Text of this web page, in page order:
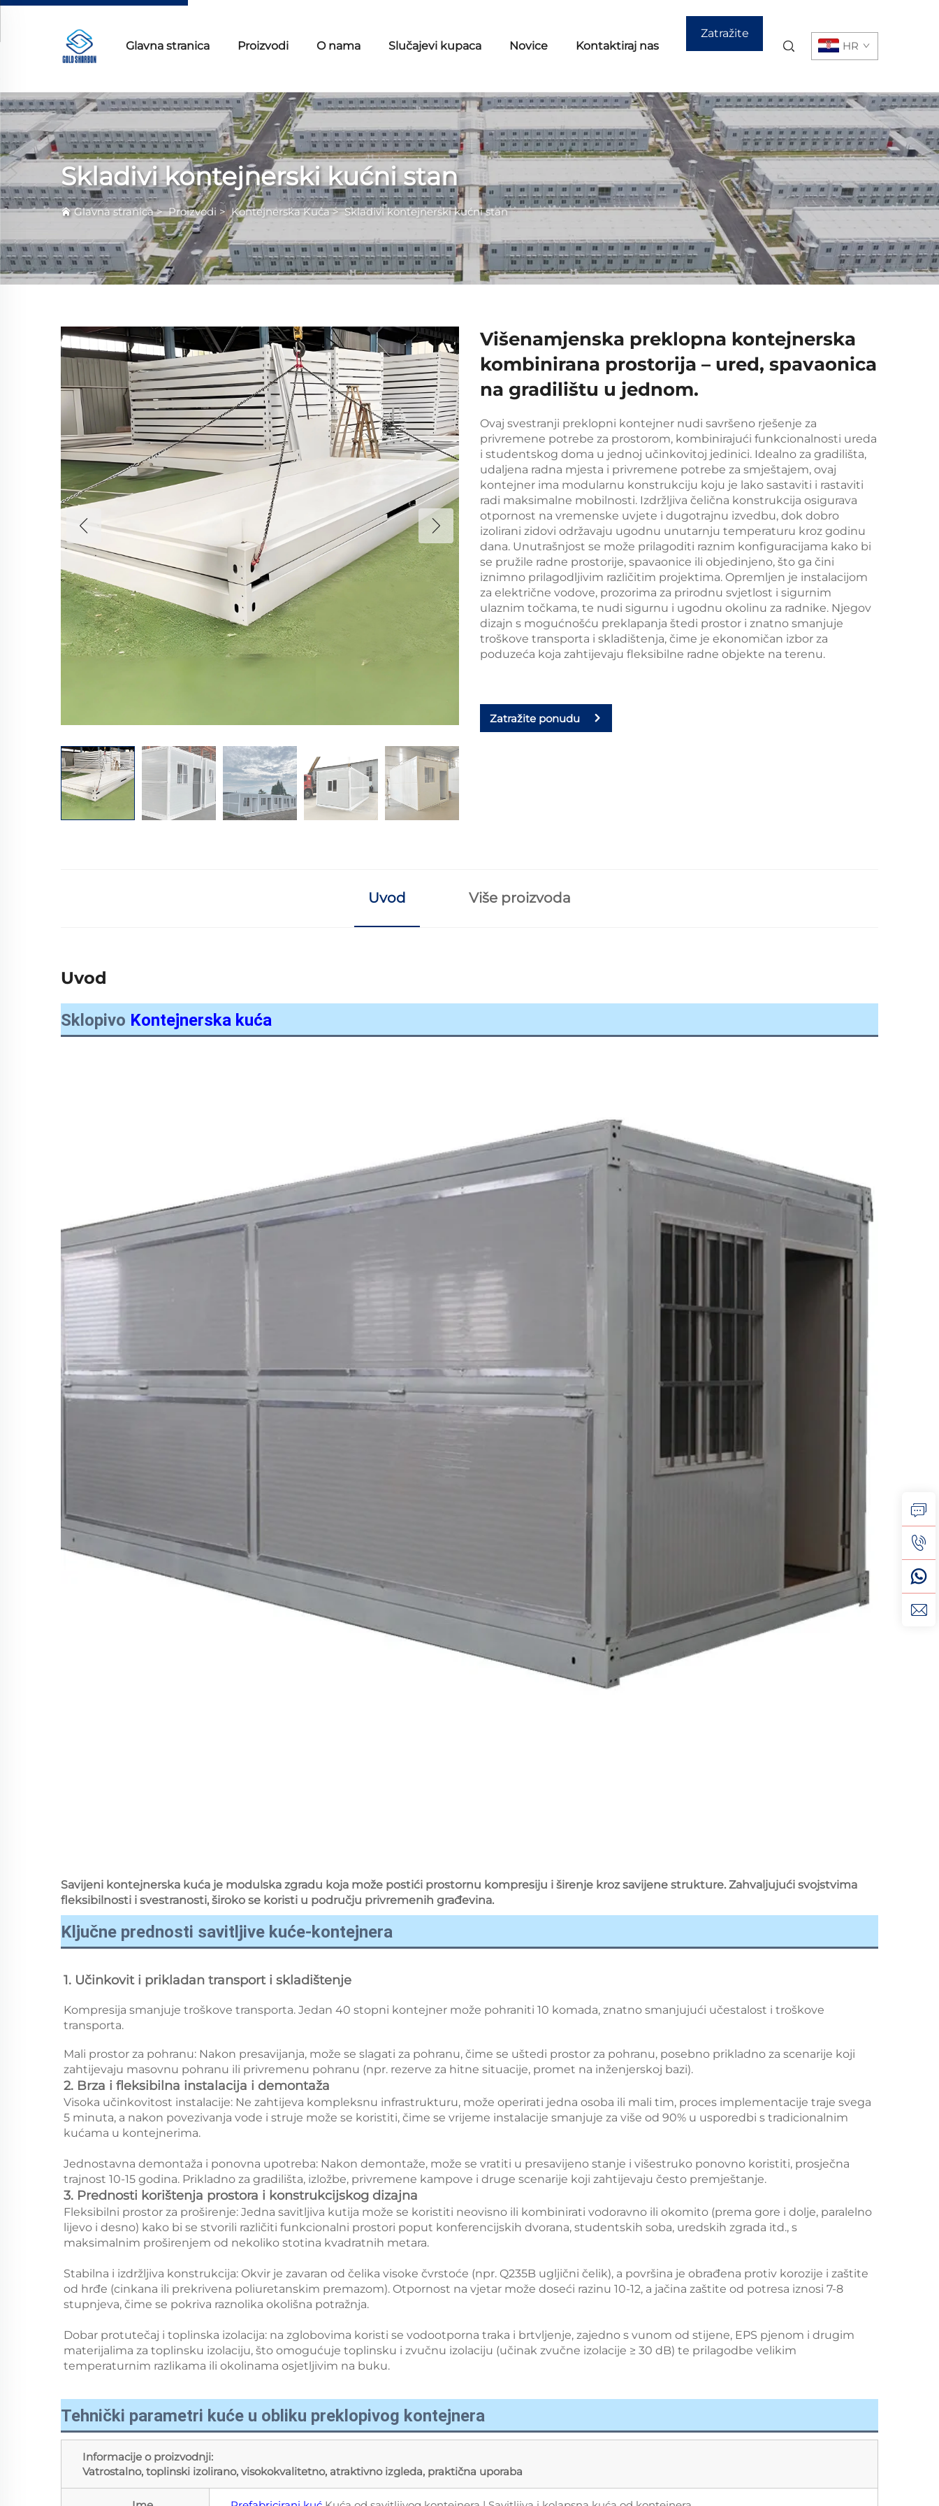
Glavna stranica Proizvodi O nama Slučajevi kupaca Novice Kontaktiraj nas
Zatražite
HR
Skladivi kontejnerski kućni stan
Glavna stranica>Proizvodi >Kontejnerska Kuća>Skladivi kontejnerski kućni stan
Višenamjenska preklopna kontejnerska
kombinirana prostorija – ured, spavaonica
na gradilištu u jednom.
Ovaj svestranji preklopni kontejner nudi savršeno rješenje za
privremene potrebe za prostorom, kombinirajući funkcionalnosti ureda
i studentskog doma u jednoj učinkovitoj jedinici. Idealno za gradilišta,
udaljena radna mjesta i privremene potrebe za smještajem, ovaj
kontejner ima modularnu konstrukciju koju je lako sastaviti i rastaviti
radi maksimalne mobilnosti. Izdržljiva čelična konstrukcija osigurava
otpornost na vremenske uvjete i dugotrajnu izvedbu, dok dobro
izolirani zidovi održavaju ugodnu unutarnju temperaturu kroz godinu
dana. Unutrašnjost se može prilagoditi raznim konfiguracijama kako bi
se pružile radne prostorije, spavaonice ili objedinjeno, što ga čini
iznimno prilagodljivim različitim projektima. Opremljen je instalacijom
za električne vodove, prozorima za prirodnu svjetlost i sigurnim
ulaznim točkama, te nudi sigurnu i ugodnu okolinu za radnike. Njegov
dizajn s mogućnošću preklapanja štedi prostor i znatno smanjuje
troškove transporta i skladištenja, čime je ekonomičan izbor za
poduzeća koja zahtijevaju fleksibilne radne objekte na terenu.
Zatražite ponudu
Uvod Više proizvoda
Uvod
Sklopivo Kontejnerska kuća
Savijeni kontejnerska kuća je modulska zgradu koja može postići prostornu kompresiju i širenje kroz savijene strukture. Zahvaljujući svojstvima
fleksibilnosti i svestranosti, široko se koristi u području privremenih građevina.
Ključne prednosti savitljive kuće-kontejnera
1. Učinkovit i prikladan transport i skladištenje
Kompresija smanjuje troškove transporta. Jedan 40 stopni kontejner može pohraniti 10 komada, znatno smanjujući učestalost i troškove
transporta.
Mali prostor za pohranu: Nakon presavijanja, može se slagati za pohranu, čime se uštedi prostor za pohranu, posebno prikladno za scenarije koji
zahtijevaju masovnu pohranu ili privremenu pohranu (npr. rezerve za hitne situacije, promet na inženjerskoj bazi).
2. Brza i fleksibilna instalacija i demontaža
Visoka učinkovitost instalacije: Ne zahtijeva kompleksnu infrastrukturu, može operirati jedna osoba ili mali tim, proces implementacije traje svega
5 minuta, a nakon povezivanja vode i struje može se koristiti, čime se vrijeme instalacije smanjuje za više od 90% u usporedbi s tradicionalnim
kućama u kontejnerima.
Jednostavna demontaža i ponovna upotreba: Nakon demontaže, može se vratiti u presavijeno stanje i višestruko ponovno koristiti, prosječna
trajnost 10-15 godina. Prikladno za gradilišta, izložbe, privremene kampove i druge scenarije koji zahtijevaju često premještanje.
3. Prednosti korištenja prostora i konstrukcijskog dizajna
Fleksibilni prostor za proširenje: Jedna savitljiva kutija može se koristiti neovisno ili kombinirati vodoravno ili okomito (prema gore i dolje, paralelno
lijevo i desno) kako bi se stvorili različiti funkcionalni prostori poput konferencijskih dvorana, studentskih soba, uredskih zgrada itd., s
maksimalnim proširenjem od nekoliko stotina kvadratnih metara.
Stabilna i izdržljiva konstrukcija: Okvir je zavaran od čelika visoke čvrstoće (npr. Q235B ugljični čelik), a površina je obrađena protiv korozije i zaštite
od hrđe (cinkana ili prekrivena poliuretanskim premazom). Otpornost na vjetar može doseći razinu 10-12, a jačina zaštite od potresa iznosi 7-8
stupnjeva, čime se pokriva raznolika okolišna potražnja.
Dobar protutečaj i toplinska izolacija: na zglobovima koristi se vodootporna traka i brtvljenje, zajedno s vunom od stijene, EPS pjenom i drugim
materijalima za toplinsku izolaciju, što omogućuje toplinsku i zvučnu izolaciju (učinak zvučne izolacije ≥ 30 dB) te prilagodbe velikim
temperaturnim razlikama ili okolinama osjetljivim na buku.
Tehnički parametri kuće u obliku preklopivog kontejnera
Informacije o proizvodnji:
Vatrostalno, toplinski izolirano, visokokvalitetno, atraktivno izgleda, praktična uporaba